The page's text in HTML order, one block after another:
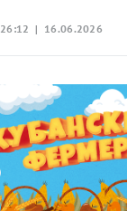
26:12 | 16.06.2026